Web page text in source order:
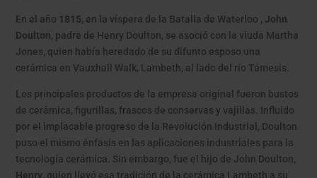
En el año 1815, en la víspera de la Batalla de Waterloo , John
Doulton, padre de Henry Doulton, se asoció con la viuda Martha
Jones, quien había heredado de su difunto esposo una
cerámica en Vauxhall Walk, Lambeth, al lado del río Támesis.
Los principales productos de la empresa original fueron bustos
de cerámica, figurillas, frascos de conservas y vajillas. Influido
por el implacable progreso de la Revolución Industrial, Doulton
puso el mismo énfasis en las aplicaciones industriales para la
tecnología cerámica. Sin embargo, fue el hijo de John Doulton,
Henry, quien llevó esa tradición de la cerámica Lambeth a su